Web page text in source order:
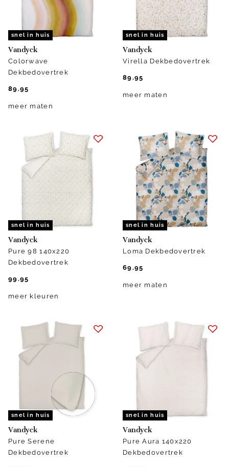
snel in huis
Vandyck
Colorwave
Dekbedovertrek
89.95
meer maten
snel in huis
Vandyck
Virella Dekbedovertrek
89.95
meer maten
snel in huis
Vandyck
Pure 98 140x220
Dekbedovertrek
99.95
meer kleuren
snel in huis
Vandyck
Loma Dekbedovertrek
69.95
meer maten
snel in huis
Vandyck
Pure Serene
Dekbedovertrek
snel in huis
Vandyck
Pure Aura 140x220
Dekbedovertrek